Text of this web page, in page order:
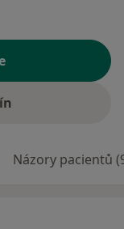
Názory pacientů